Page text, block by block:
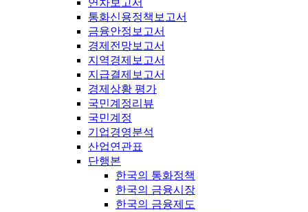
연차보고서
통화신용정책보고서
금융안정보고서
경제전망보고서
지역경제보고서
지급결제보고서
경제상황 평가
국민계정리뷰
국민계정
기업경영분석
산업연관표
단행본
한국의 통화정책
한국의 금융시장
한국의 금융제도